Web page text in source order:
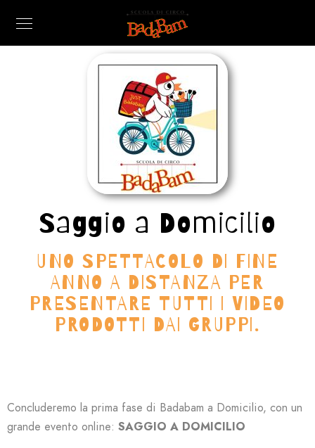
Saggio a Domicilio
UNO SPETTACOLO DI FINE
ANNO A DISTANZA PER
PRESENTARE TUTTI I VIDEO
PRODOTTI DAI GRUPPI.
Concluderemo la prima fase di Badabam a Domicilio, con un
grande evento online: SAGGIO A DOMICILIO